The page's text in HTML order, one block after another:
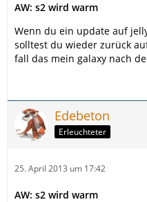
AW: s2 wird warm
Wenn du ein update auf
solltest du wieder zurück
fall das mein galaxy nach
Edebeton
Erleuchteter
25. April 2013 um 17:42
AW: s2 wird warm